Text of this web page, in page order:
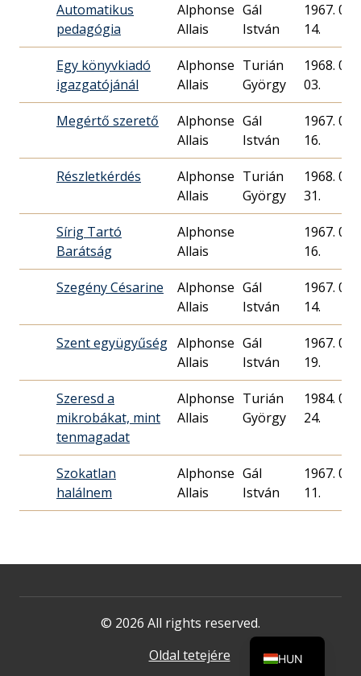
Automatikus
pedagógia
Alphonse
Allais
Gál
István
1967. 05.
14.
Egy könyvkiadó
igazgatójánál
Alphonse
Allais
Turián
György
1968. 03.
03.
Megértő szerető
Alphonse
Allais
Gál
István
1967. 04.
16.
Részletkérdés
Alphonse
Allais
Turián
György
1968. 03.
31.
Sírig Tartó
Barátság
Alphonse
Allais
1967. 04.
16.
Szegény Césarine
Alphonse
Allais
Gál
István
1967. 05.
14.
Szent együgyűség Alphonse
Allais
Gál
István
1967. 03.
19.
Szeresd a
mikrobákat, mint
tenmagadat
Alphonse
Allais
Turián
György
1984. 02.
24.
Szokatlan
halálnem
Alphonse
Allais
Gál
István
1967. 06.
11.
© 2026 All rights reserved.
Oldal tetejére
HUN